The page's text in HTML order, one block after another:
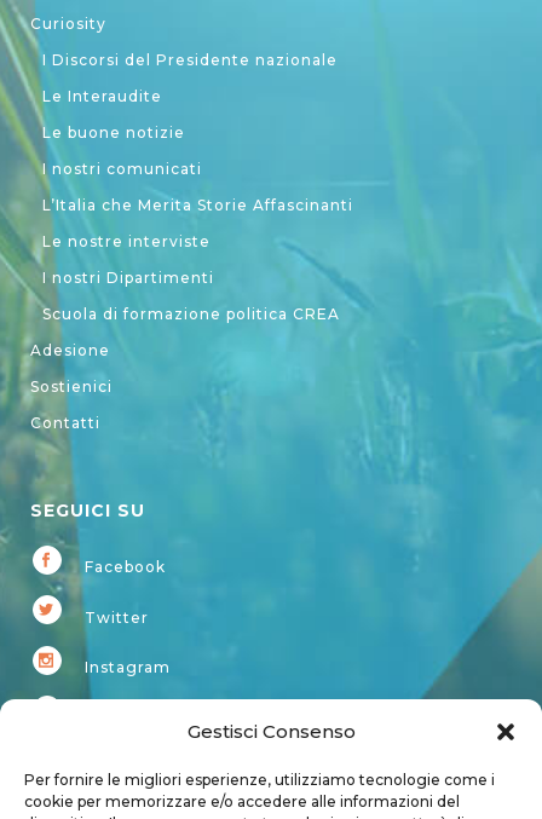
Gestisci Consenso
Per fornire le migliori esperienze, utilizziamo tecnologie come i
cookie per memorizzare e/o accedere alle informazioni del
Curiosity
I Discorsi del Presidente nazionale
Le Interaudite
Le buone notizie
I nostri comunicati
L’Italia che Merita Storie Affascinanti
Le nostre interviste
I nostri Dipartimenti
Scuola di formazione politica CREA
Adesione
Sostienici
Contatti
SEGUICI SU
Facebook
Twitter
Instagram